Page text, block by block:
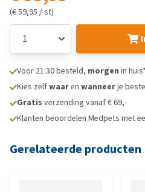
(€ 59,95 / st)
Voor 21:30 besteld, morgen in huis*
Kies zelfwaaren wanneerje
Gratis verzending vanaf € 69,-
Klanten beoordelen Medpets met
Gerelateerde producten